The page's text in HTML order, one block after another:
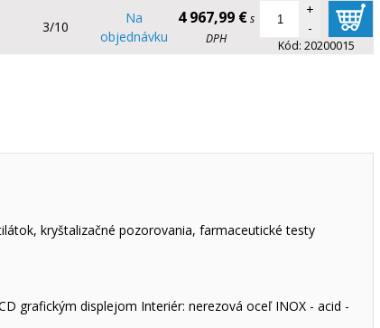
3/10
Na
objednávku
4 967,99 € s
DPH
+
-
Kód: 20200015
kryštalizačné pozorovania, farmaceutické testy
grafickým displejom Interiér: nerezová oceľ INOX - acid -